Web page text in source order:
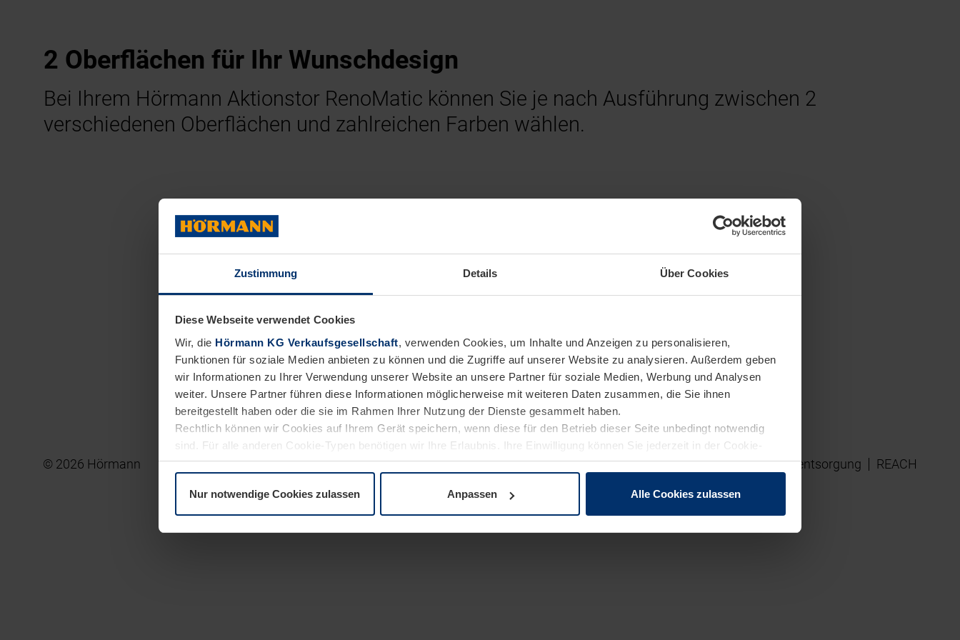
Zustimmung Details Über Cookies
Diese Webseite verwendet Cookies
Wir, die Hörmann KG Verkaufsgesellschaft, verwenden Cookies, um Inhalte und Anzeigen zu personalisieren,
Funktionen für soziale Medien anbieten zu können und die Zugriffe auf unserer Website zu analysieren. Außerdem geben
wir Informationen zu Ihrer Verwendung unserer Website an unsere Partner für soziale Medien, Werbung und Analysen
weiter. Unsere Partner führen diese Informationen möglicherweise mit weiteren Daten zusammen, die Sie ihnen
bereitgestellt haben oder die sie im Rahmen Ihrer Nutzung der Dienste gesammelt haben.
Rechtlich können wir Cookies auf Ihrem Gerät speichern, wenn diese für den Betrieb dieser Seite unbedingt notwendig
sind. Für alle anderen Cookie-Typen benötigen wir Ihre Erlaubnis. Ihre Einwilligung können Sie jederzeit in der Cookie-
Erläuterung auf der SeiteDatenschutzerklärungunserer Website ändern oder widerrufen.
Nur notwendige Cookies zulassen Anpassen Alle Cookies zulassen
2 Oberflächen für Ihr Wunschdesign
Bei Ihrem Hörmann Aktionstor RenoMatic können Sie je nach Ausführung zwischen 2
verschiedenen Oberflächen und zahlreichen Farben wählen.
© 2026 Hörmann Impressum Leistungserklärung nach BauPVO Datenschutzerklärung Haftungsausschluss Elektrogeräteentsorgung REACH